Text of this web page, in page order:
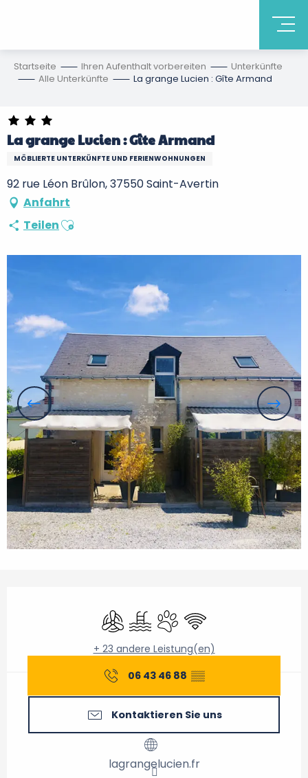
Startseite Ihren Aufenthalt vorbereiten
Unterkünfte
Alle Unterkünfte
La grange Lucien : Gîte Armand
La grange Lucien : Gîte Armand
MÖBLIERTE UNTERKÜNFTE UND FERIENWOHNUNGEN
92 rue Léon Brûlon, 37550 Saint-Avertin
Anfahrt
TeilenAjouter aux favoris
KlimaanlageSchwimmbad
Tiere erlaubt
Wi-Fi
+ 23 andere Leistung(en)
06 43 46 88 ▒▒
Kontaktieren Sie uns
lagrangelucien.fr